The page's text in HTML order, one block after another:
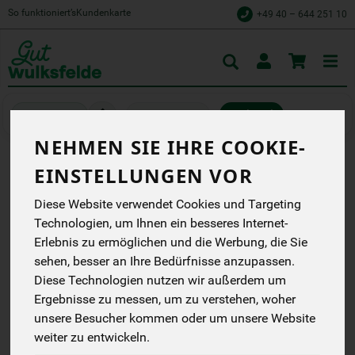
NEHMEN SIE IHRE COOKIE-
EINSTELLUNGEN VOR
Diese Website verwendet Cookies und Targeting
Technologien, um Ihnen ein besseres Internet-
Erlebnis zu ermöglichen und die Werbung, die Sie
sehen, besser an Ihre Bedürfnisse anzupassen.
Diese Technologien nutzen wir außerdem um
Ergebnisse zu messen, um zu verstehen, woher
unsere Besucher kommen oder um unsere Website
weiter zu entwickeln.
So funktioniert’s Kundenkarte +49 40 – 644 251 10
KALAMATA UND GRÜNE
OLIVEN MEDITERR.
KRÄUTER
Von Herzen sozial. Aus
Überzeugung ökologisch.
Mani Bläuel
Naturland fair
GR-BIO-03
Toggle
cart